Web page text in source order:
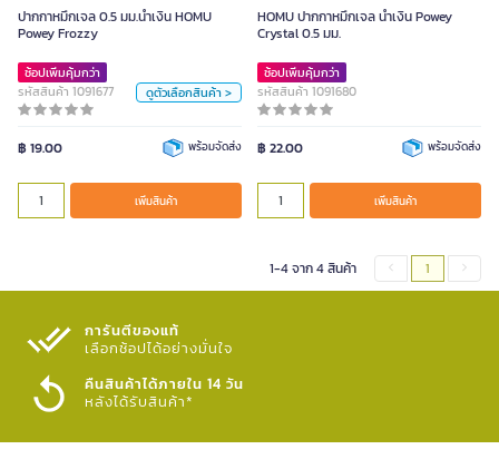
ปากกาหมึกเจล 0.5 มม.น้ำเงิน HOMU
Powey Frozzy
ช้อปเพิ่มคุ้มกว่า
รหัสสินค้า 1091677
ดูตัวเลือกสินค้า >
฿ 19.00 พร้อมจัดส่ง
เพิ่มสินค้า
หน่วย
0.5mm.
HOMU ปากกาหมึกเจล น้ำเงิน Powey
Crystal 0.5 มม.
ช้อปเพิ่มคุ้มกว่า
รหัสสินค้า 1091680
฿ 22.00 พร้อมจัดส่ง
เพิ่มสินค้า
1-4 จาก 4 สินค้า 1
การันตีของแท้
เลือกช้อปได้อย่างมั่นใจ​
คืนสินค้าได้ภายใน 14 วัน
หลังได้รับสินค้า*